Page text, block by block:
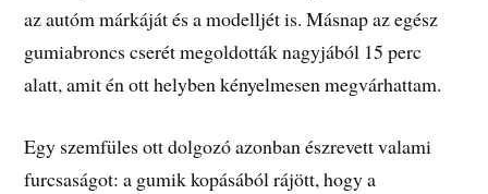
az autóm márkáját és a modelljét is. Másnap az egész
gumiabroncs cserét megoldották nagyjából 15 perc
alatt, amit én ott helyben kényelmesen megvárhattam.
Egy szemfüles ott dolgozó azonban észrevett valami
furcsaságot: a gumik kopásából rájött, hogy a